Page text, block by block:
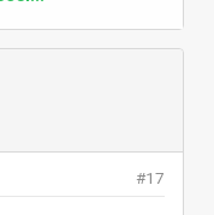
vuoksi.
tuulettimia kun ei
yhden kerran
et huonoa
testejä miten
#17